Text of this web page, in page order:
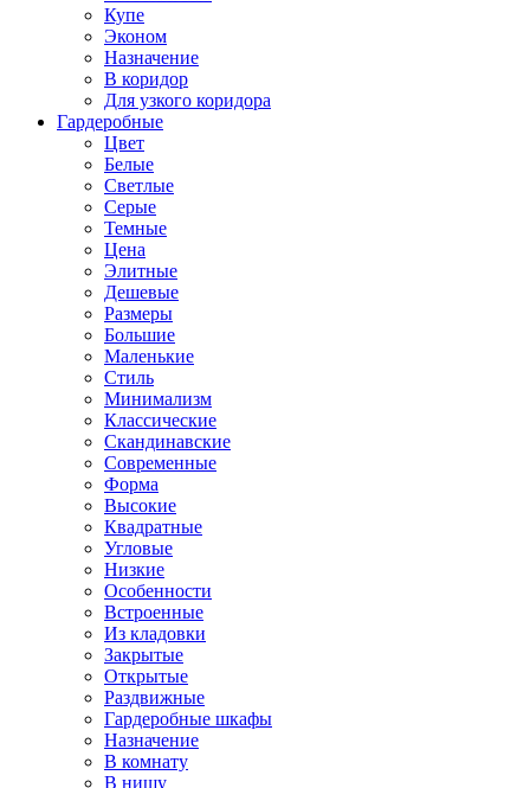
Купе
Эконом
Назначение
В коридор
Для узкого коридора
Гардеробные
Цвет
Белые
Светлые
Серые
Темные
Цена
Элитные
Дешевые
Размеры
Большие
Маленькие
Стиль
Минимализм
Классические
Скандинавские
Современные
Форма
Высокие
Квадратные
Угловые
Низкие
Особенности
Встроенные
Из кладовки
Закрытые
Открытые
Раздвижные
Гардеробные шкафы
Назначение
В комнату
В нишу